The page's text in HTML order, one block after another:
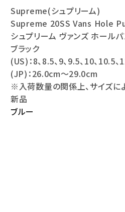
Supreme(シュプリーム)
Supreme 20SS Vans Hole
シュプリーム ヴァンズ ホール
ブラック
(US)：8、8.5、9、9.5、10、10.5、
(JP)：26.0cm～29.0cm
※入荷数量の関係上、サイズに
新品
ブルー